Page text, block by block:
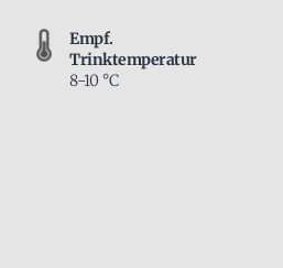
Empf.
Trinktemperatur
8-10 °C